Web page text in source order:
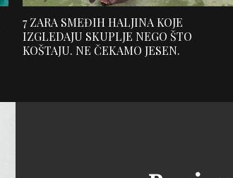
7 ZARA SMEĐIH HALJINA KOJE
IZGLEDAJU SKUPLJE NEGO ŠTO
KOŠTAJU. NE ČEKAMO JESEN.